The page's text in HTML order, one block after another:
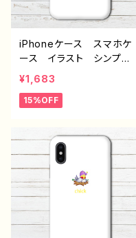
iPhoneケース スマホケ
ース イラスト シンプ
ル 安い おしゃれ ゆる
かわ 可愛い 動物 白
メンズ レディース 女
ス ユニーク 個性的 お
すすめ 人気 クリエイタ
ー iPhone15/14/13/12/11
AQUOS sense 4 5 6
ロイド ケース ノンブラン
¥1,683
15%OFF